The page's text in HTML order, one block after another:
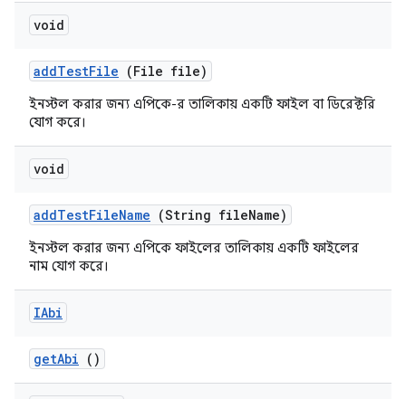
void
addTestFile (File file)
ইনস্টল করার জন্য এপিকে-র তালিকায় একটি ফাইল বা ডিরেক্টরি
যোগ করে।
void
addTestFileName (String fileName)
ইনস্টল করার জন্য এপিকে ফাইলের তালিকায় একটি ফাইলের
নাম যোগ করে।
IAbi
getAbi ()